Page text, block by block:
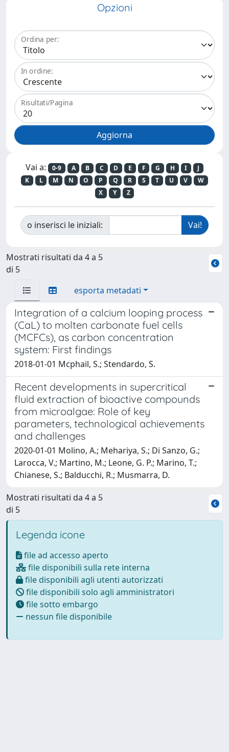
Opzioni
Ordina per:
In ordine:
Risultati/Pagina
Vai a: 0-9 A B C D E F G H I
J
K
L M N O P Q R S T U V
W
X
Y Z
o inserisci le iniziali:
Mostrati risultati da 4 a 5
di 5
esporta metadati
Integration of a calcium looping process
(CaL) to molten carbonate fuel cells
(MCFCs), as carbon concentration
system: First findings
2018-01-01 Mcphail, S.; Stendardo, S.
Recent developments in supercritical
fluid extraction of bioactive compounds
from microalgae: Role of key
parameters, technological achievements
and challenges
2020-01-01 Molino, A.; Mehariya, S.; Di Sanzo, G.;
Larocca, V.; Martino, M.; Leone, G. P.; Marino, T.;
Chianese, S.; Balducchi, R.; Musmarra, D.
Mostrati risultati da 4 a 5
di 5
Legenda icone
file ad accesso aperto
file disponibili sulla rete interna
file disponibili agli utenti autorizzati
file disponibili solo agli amministratori
file sotto embargo
nessun file disponibile